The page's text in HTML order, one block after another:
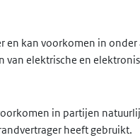
en kan voorkomen in
van elektrische en
in partijen
heeft gebruikt.